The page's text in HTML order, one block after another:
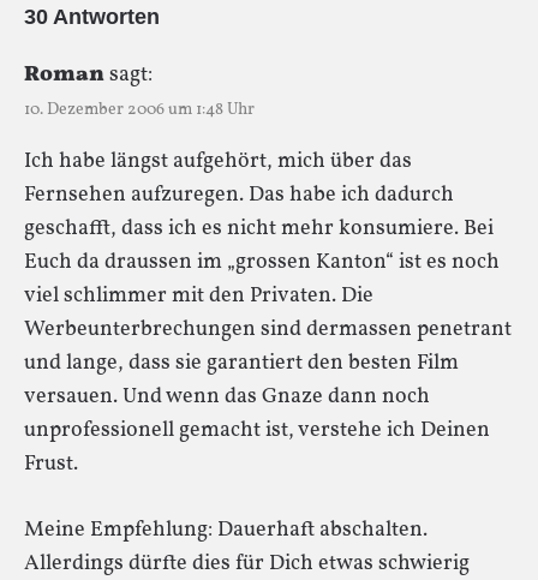
30 Antworten
Romansagt:
10. Dezember 2006 um 1:48 Uhr
Ich habe längst aufgehört, mich über das
Fernsehen aufzuregen. Das habe ich dadurch
geschafft, dass ich es nicht mehr konsumiere. Bei
Euch da draussen im „grossen Kanton“ ist es noch
viel schlimmer mit den Privaten. Die
Werbeunterbrechungen sind dermassen penetrant
und lange, dass sie garantiert den besten Film
versauen. Und wenn das Gnaze dann noch
unprofessionell gemacht ist, verstehe ich Deinen
Frust.
Meine Empfehlung: Dauerhaft abschalten.
Allerdings dürfte dies für Dich etwas schwierig